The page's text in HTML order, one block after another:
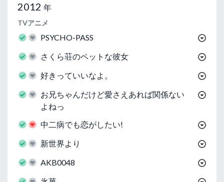
2012 年
TVアニメ
PSYCHO-PASS
さくら荘のペットな彼女
好きっていいなよ。
お兄ちゃんだけど愛さえあれば関係ない
よねっ
中二病でも恋がしたい!
新世界より
AKB0048